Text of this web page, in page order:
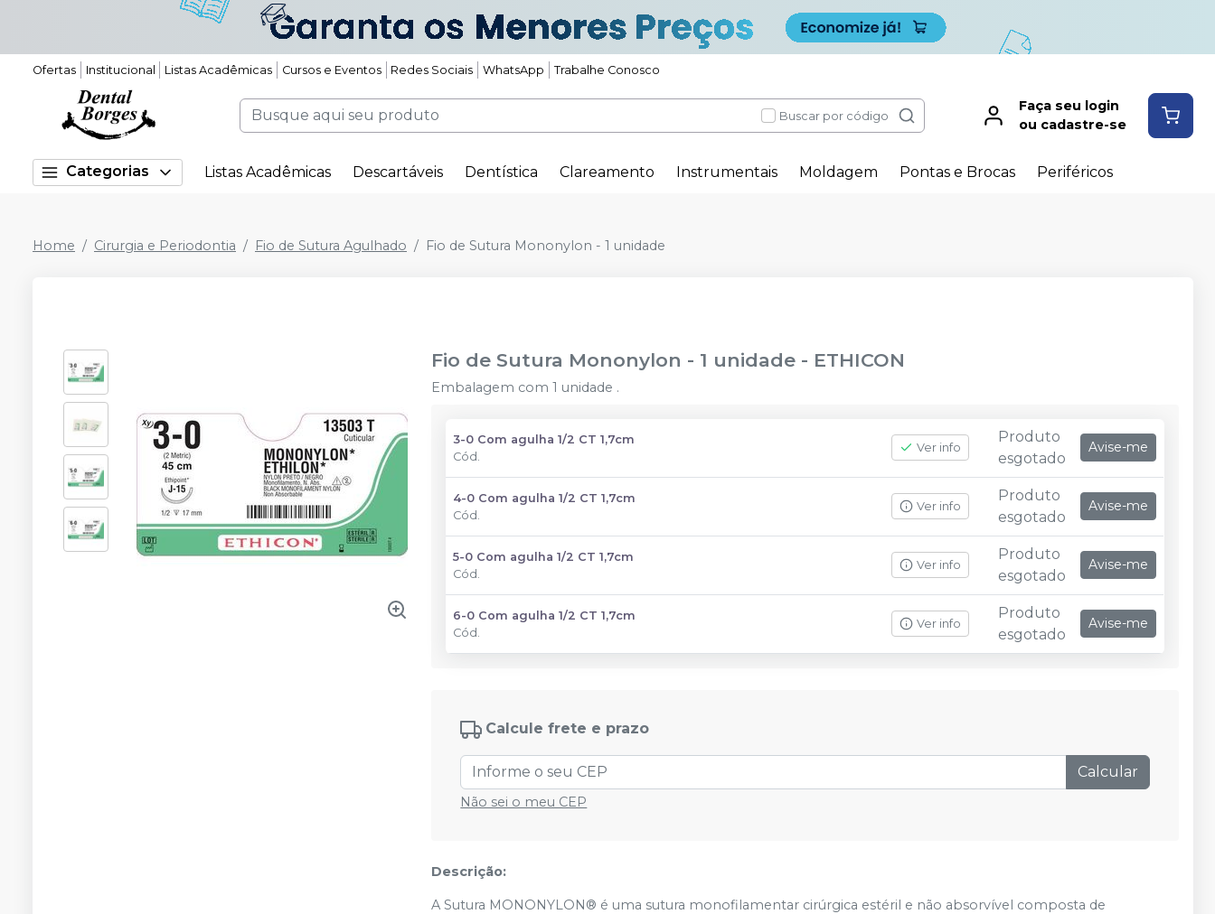
Ofertas Institucional Listas Acadêmicas Cursos e Eventos Redes Sociais WhatsApp Trabalhe Conosco
Buscar por código
Faça seu login
ou cadastre-se
Categorias Listas Acadêmicas Descartáveis Dentística Clareamento Instrumentais Moldagem Pontas e Brocas Periféricos
Home Cirurgia e Periodontia Fio de Sutura Agulhado Fio de Sutura Mononylon - 1 unidade
Fio de Sutura Mononylon - 1 unidade - ETHICON
Embalagem com 1 unidade .
3-0 Com agulha 1/2 CT 1,7cm
Cód.
Ver info
Produto
esgotado
Avise-me
4-0 Com agulha 1/2 CT 1,7cm
Cód.
Ver info
Produto
esgotado
Avise-me
5-0 Com agulha 1/2 CT 1,7cm
Cód.
Ver info
Produto
esgotado
Avise-me
6-0 Com agulha 1/2 CT 1,7cm
Cód.
Ver info
Produto
esgotado
Avise-me
Calcule frete e prazo
Calcular
Não sei o meu CEP
Descrição:
A Sutura MONONYLON® é uma sutura monofilamentar cirúrgica estéril e não absorvível composta de